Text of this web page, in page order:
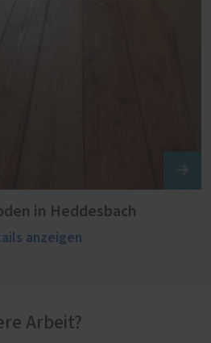
in Heddesbach
anzeigen
Arbeit?